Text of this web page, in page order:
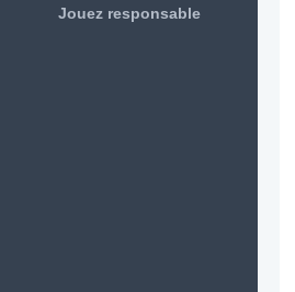
Jouez responsable